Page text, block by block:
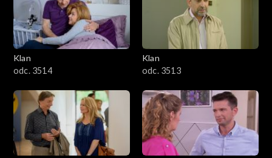
Klan
odc. 3514
Klan
odc. 3513